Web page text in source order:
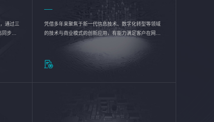
通过三
步呈
业完
凭借多年来聚焦于新一代信息技术、数字化转型等领域
的技术与商业模式的创新应用，有能力满足客户在网络
优化、运营维护和信息安全防护等方面的需求，为客户